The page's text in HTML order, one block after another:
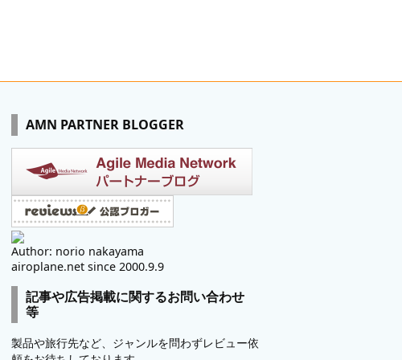
AMN PARTNER BLOGGER
Author: norio nakayama
airoplane.net since 2000.9.9
記事や広告掲載に関するお問い合わせ
等
製品や旅行先など、ジャンルを問わずレビュー依